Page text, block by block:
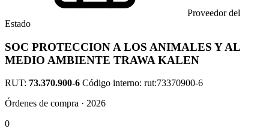
Proveedor del
Estado
SOC PROTECCION A LOS ANIMALES Y AL
MEDIO AMBIENTE TRAWA KALEN
RUT: 73.370.900-6 Código interno: rut:73370900-6
Órdenes de compra · 2026
0